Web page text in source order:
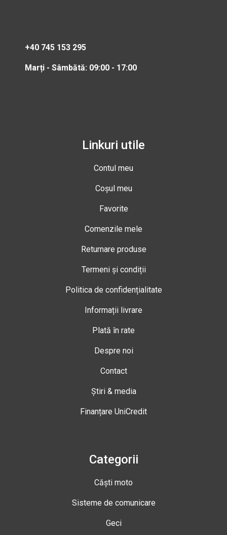
+40 745 153 295
Marți - Sâmbătă: 09:00 - 17:00
Linkuri utile
Contul meu
Coșul meu
Favorite
Comenzile mele
Returnare produse
Termeni și condiții
Politica de confidențialitate
Informații livrare
Plată în rate
Despre noi
Contact
Știri & media
Finanțare UniCredit
Categorii
Căști moto
Sisteme de comunicare
Geci